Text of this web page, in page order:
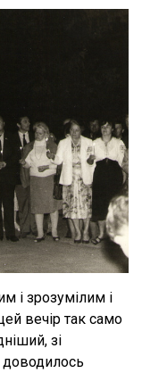
і зрозумілим і
вечір так само
зі